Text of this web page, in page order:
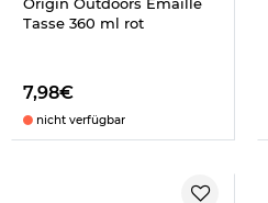
Tasse 360 ml rot
7,98€
nicht verfügbar